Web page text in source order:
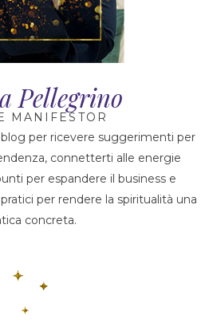
Pellegrino
MANIFESTOR
per ricevere suggerimenti per
connetterti alle energie
per espandere il business e
per rendere la spiritualità una
concreta.